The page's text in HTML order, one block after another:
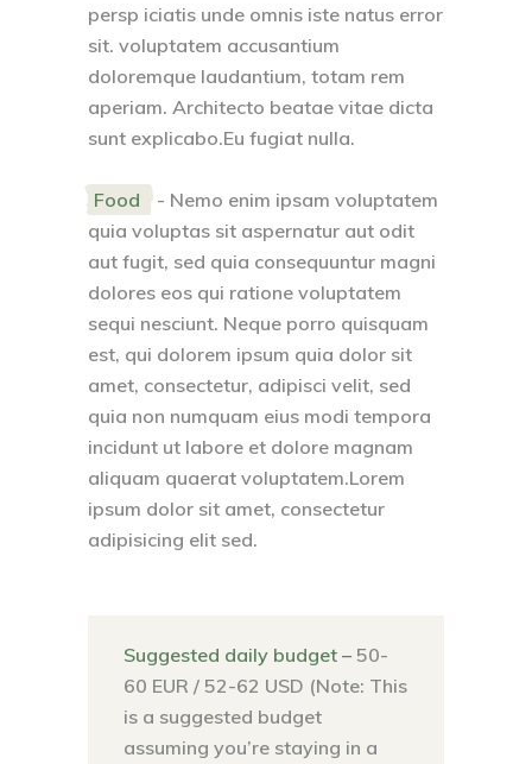
persp iciatis unde omnis iste natus error
sit. voluptatem accusantium
doloremque laudantium, totam rem
aperiam. Architecto beatae vitae dicta
sunt explicabo.Eu fugiat nulla.
Food - Nemo enim ipsam voluptatem
quia voluptas sit aspernatur aut odit
aut fugit, sed quia consequuntur magni
dolores eos qui ratione voluptatem
sequi nesciunt. Neque porro quisquam
est, qui dolorem ipsum quia dolor sit
amet, consectetur, adipisci velit, sed
quia non numquam eius modi tempora
incidunt ut labore et dolore magnam
aliquam quaerat voluptatem.Lorem
ipsum dolor sit amet, consectetur
adipisicing elit sed.
Suggested daily budget – 50-
60 EUR / 52-62 USD (Note: This
is a suggested budget
assuming you’re staying in a